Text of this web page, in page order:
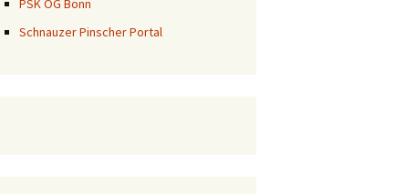
PSK OG Bonn
Schnauzer Pinscher Portal